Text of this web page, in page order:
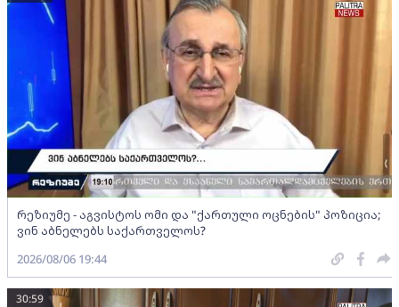
რეზიუმე - აგვისტოს ომი და "ქართული ოცნების" პოზიცია;
ვინ აბნელებს საქართველოს?
2026/08/06 19:44
30:59